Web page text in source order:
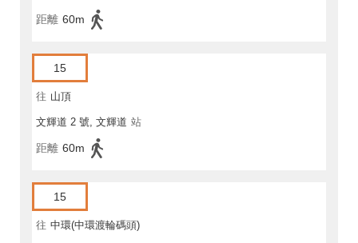
距離 60m
15
往 山頂
文輝道 2 號, 文輝道 站
距離 60m
15
往 中環(中環渡輪碼頭)